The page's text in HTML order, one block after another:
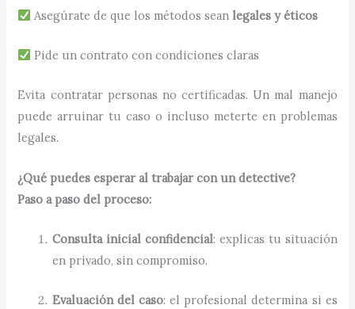
Asegúrate de que los métodos seanlegales y éticos
Pide un contrato con condiciones claras
Evita contratar personas no certificadas. Un mal manejo
puede arruinar tu caso o incluso meterte en problemas
legales.
¿Qué puedes esperar al trabajar con un detective?
Paso a paso del proceso:
Consulta inicial confidencial: explicas tu situación
en privado, sin compromiso.
Evaluación del caso: el profesional determina si es